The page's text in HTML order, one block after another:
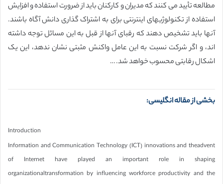
مطالعه تأیید می کنند که مدیران و کارکنان باید از ضرورت استفاده و افزایش
استفاده از تکنولوژیهای اینترنتی برای به اشتراک گذاری دانش آگاه باشند.
آنها باید تشخیص دهند که رقبای آنها از قبل به این مسائل توجه داشته
اند، و اگر شرکت نسبت به این عامل واکنش مثبتی نشان ندهد، این یک
اشکال رقابتی محسوب خواهد شد. …
بخشی از مقاله انگلیسی:
Introduction
Information and Communication Technology (ICT) innovations and theadvent
of Internet have played an important role in shaping
organizationaltransformation by influencing workforce productivity and the